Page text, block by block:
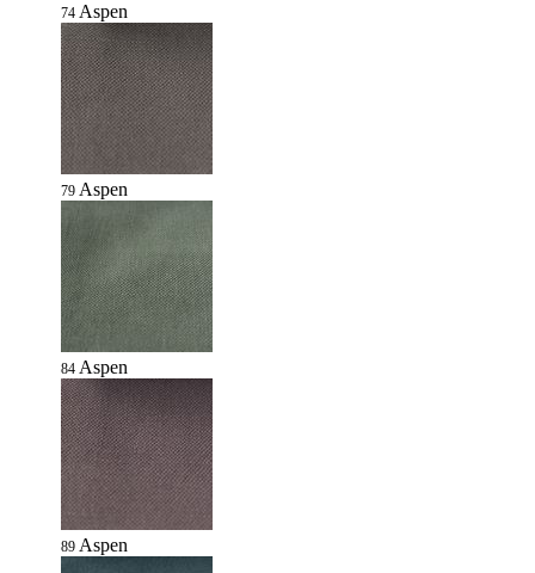
74 Aspen
79 Aspen
84 Aspen
89 Aspen